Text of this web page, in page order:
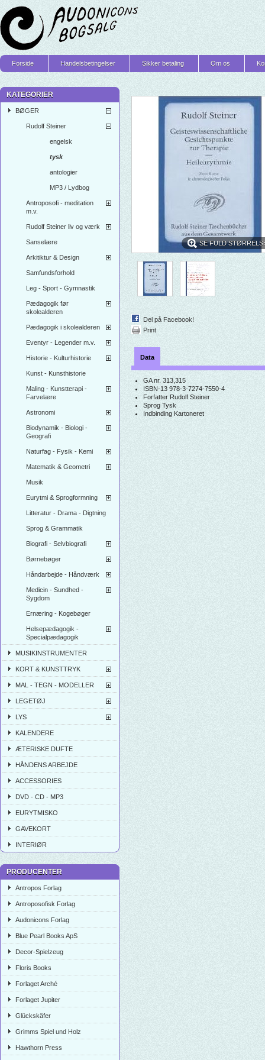
Forside Handelsbetingelser Sikker betaling Om os
KATEGORIER
BØGER
Rudolf Steiner
engelsk
tysk
antologier
MP3 / Lydbog
Antroposofi - meditation
m.v.
Rudolf Steiner liv og værk
Sanselære
Arkitiktur & Design
Samfundsforhold
Leg - Sport - Gymnastik
Pædagogik før
skolealderen
Pædagogik i skolealderen
Eventyr - Legender m.v.
Historie - Kulturhistorie
Kunst - Kunsthistorie
Maling - Kunstterapi -
Farvelære
Astronomi
Biodynamik - Biologi -
Geografi
Naturfag - Fysik - Kemi
Matematik & Geometri
Musik
Eurytmi & Sprogformning
Litteratur - Drama - Digtning
Sprog & Grammatik
Biografi - Selvbiografi
Børnebøger
Håndarbejde - Håndværk
Medicin - Sundhed -
Sygdom
Ernæring - Kogebøger
Helsepædagogik -
Specialpædagogik
MUSIKINSTRUMENTER
KORT & KUNSTTRYK
MAL - TEGN - MODELLER
LEGETØJ
LYS
KALENDERE
ÆTERISKE DUFTE
HÅNDENS ARBEJDE
ACCESSORIES
DVD - CD - MP3
EURYTMISKO
GAVEKORT
INTERIØR
PRODUCENTER
Antropos Forlag
Antroposofisk Forlag
Audonicons Forlag
Blue Pearl Books ApS
Decor-Spielzeug
Floris Books
Forlaget Arché
Forlaget Jupiter
Glückskäfer
Grimms Spiel und Holz
Hawthorn Press
SE FULD
Del på Facebook!
Print
Data
GA nr. 313,315
ISBN-13 978-3-7274-7550-4
Forfatter Rudolf Steiner
Sprog Tysk
Indbinding Kartoneret